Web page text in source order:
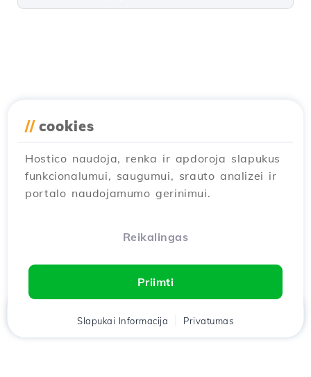
// cookies
Hostico naudoja, renka ir apdoroja slapukus
funkcionalumui, saugumui, srauto analizei ir
portalo naudojamumo gerinimui.
Reikalingas
Priimti
Slapukai Informacija Privatumas
Klientas Krepšelis Pokalbis